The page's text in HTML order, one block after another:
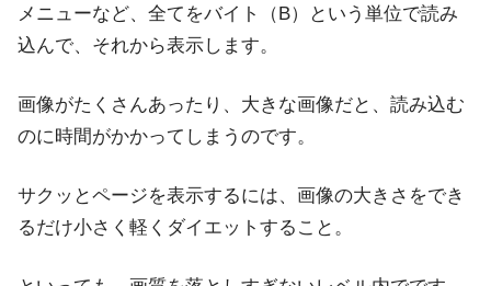
メニューなど、全てをバイト（B）という単位で読み
込んで、それから表示します。
画像がたくさんあったり、大きな画像だと、読み込む
のに時間がかかってしまうのです。
サクッとページを表示するには、画像の大きさをでき
るだけ小さく軽くダイエットすること。